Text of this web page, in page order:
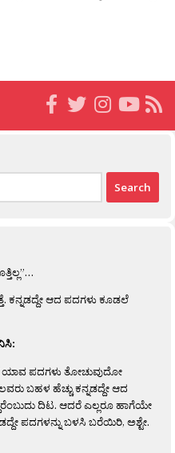
ಕನ್ನಡದ್ದೇ ಆದ ಪದಗಳು ಕೂಡಲೆ
ಪದಗಳು ತೋಚುವುದೋ
ಬಹಳ ಹೆಚ್ಚು ಕನ್ನಡದ್ದೇ ಆದ
ದಿಟ. ಆದರೆ ಎಲ್ಲರೂ ಹಾಗೆಯೇ
ಪದಗಳನ್ನು ಬಳಸಿ ಬರೆಯಿರಿ, ಅಶ್ಟೇ.